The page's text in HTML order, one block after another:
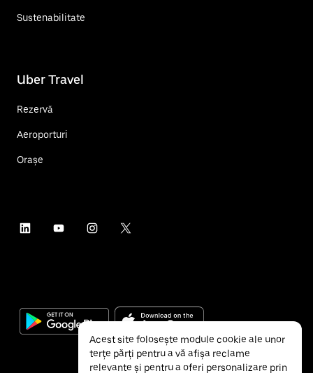
Sustenabilitate
Uber Travel
Rezervă
Aeroporturi
Orașe
Acest site folosește module cookie ale unor
terțe părți pentru a vă afișa reclame
relevante și pentru a oferi personalizare prin